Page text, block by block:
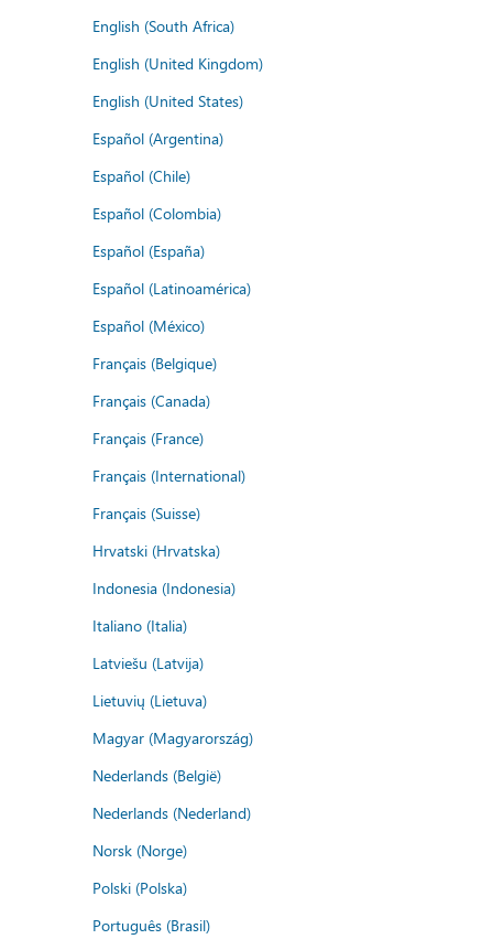
English (South Africa)
English (United Kingdom)
English (United States)
Español (Argentina)
Español (Chile)
Español (Colombia)
Español (España)
Español (Latinoamérica)
Español (México)
Français (Belgique)
Français (Canada)
Français (France)
Français (International)
Français (Suisse)
Hrvatski (Hrvatska)
Indonesia (Indonesia)
Italiano (Italia)
Latviešu (Latvija)
Lietuvių (Lietuva)
Magyar (Magyarország)
Nederlands (België)
Nederlands (Nederland)
Norsk (Norge)
Polski (Polska)
Português (Brasil)